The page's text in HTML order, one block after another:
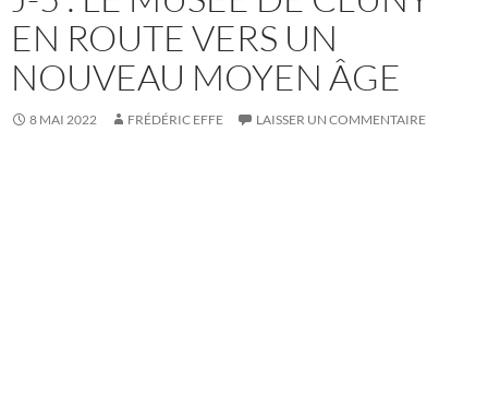
EN ROUTE VERS UN
NOUVEAU MOYEN ÂGE
8 MAI 2022 FRÉDÉRIC EFFE LAISSER UN COMMENTAIRE